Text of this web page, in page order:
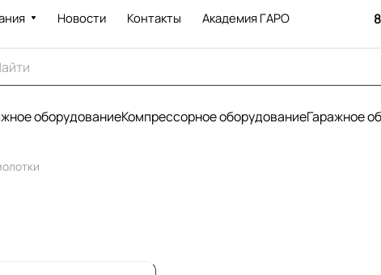
Новости Контакты Академия ГАРО
оборудованиеКомпрессорное оборудованиеГаражное